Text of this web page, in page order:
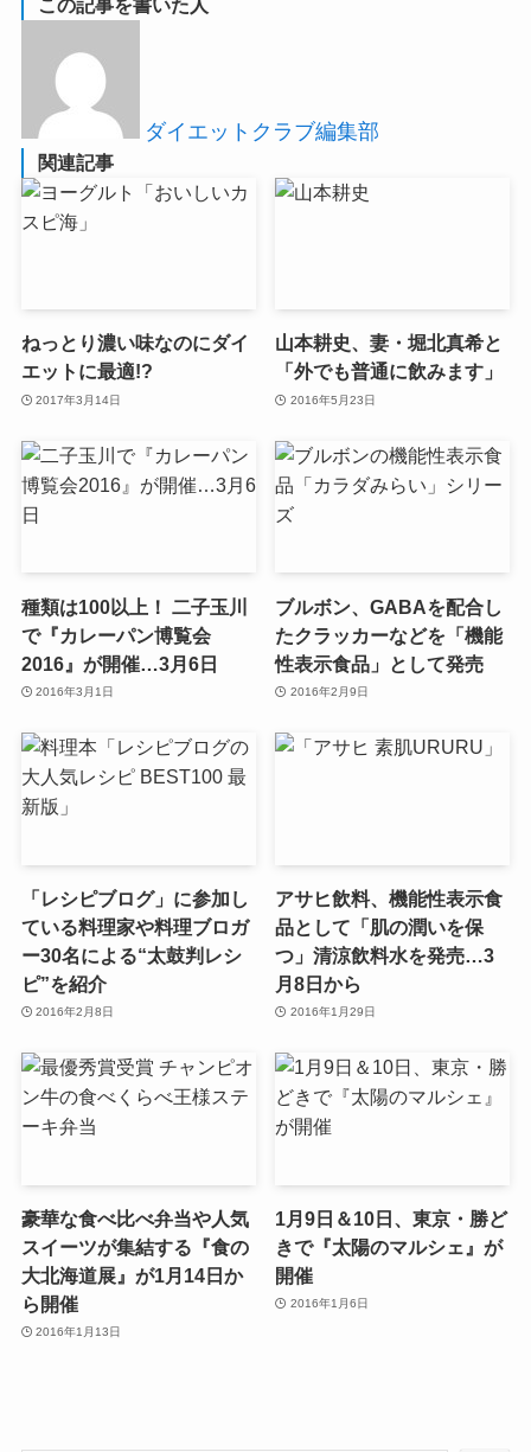
この記事を書いた人
ダイエットクラブ編集部
関連記事
ねっとり濃い味なのにダイ
エットに最適!?
2017年3月14日
山本耕史、妻・堀北真希と
「外でも普通に飲みます」
2016年5月23日
種類は100以上！ 二子玉川
で『カレーパン博覧会
2016』が開催…3月6日
2016年3月1日
ブルボン、GABAを配合し
たクラッカーなどを「機能
性表示食品」として発売
2016年2月9日
「レシピブログ」に参加し
ている料理家や料理ブロガ
ー30名による“太鼓判レシ
ピ”を紹介
2016年2月8日
アサヒ飲料、機能性表示食
品として「肌の潤いを保
つ」清涼飲料水を発売…3
月8日から
2016年1月29日
豪華な食べ比べ弁当や人気
スイーツが集結する『食の
大北海道展』が1月14日か
ら開催
2016年1月13日
1月9日＆10日、東京・勝ど
きで『太陽のマルシェ』が
開催
2016年1月6日